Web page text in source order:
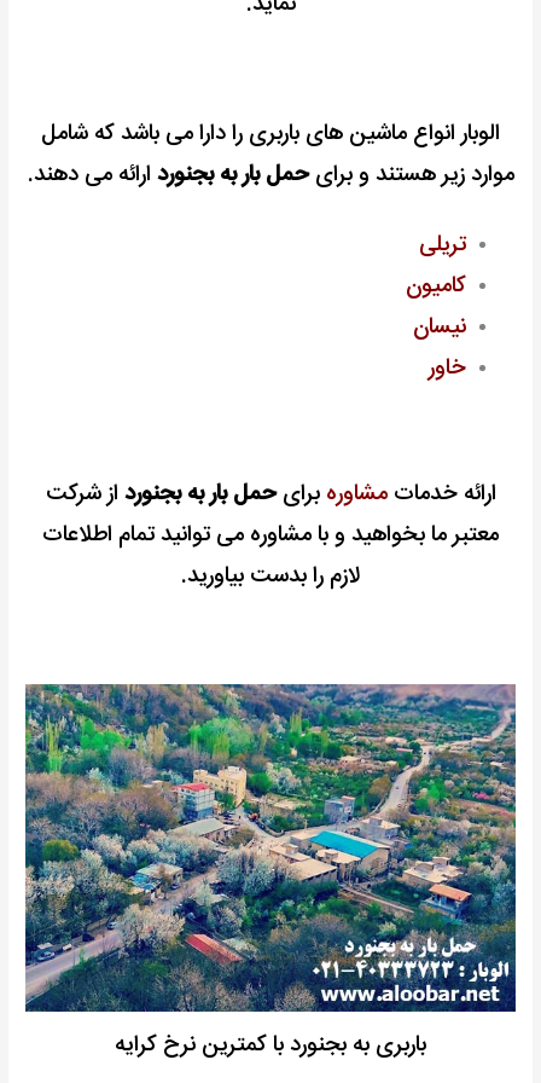
الوبار انواع ماشین های باربری را دارا می باشد که شامل
موارد زیر هستند و برایحمل بار به بجنورد ارائه می دهند.
تریلی
کامیون
نیسان
خاور
ارائه خدماتمشاوره برایحمل بار به بجنورد از شرکت
معتبر ما بخواهید و با مشاوره می توانید تمام اطلاعات
لازم را بدست بیاورید.
باربری به بجنورد با کمترین نرخ کرایه